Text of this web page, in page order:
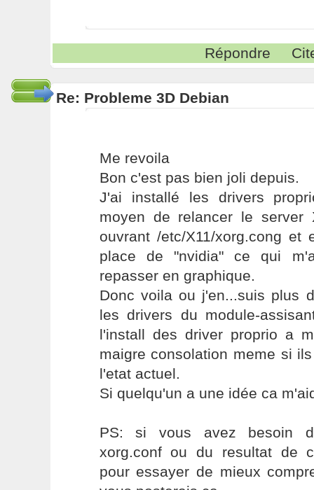
Répondre
Re: Probleme 3D Debian
Me revoila
Bon c'est pas bien joli depuis.
J'ai installé les drivers
moyen de relancer le
ouvrant /etc/X11/xorg.cong
place de "nvidia" ce qui
repasser en graphique.
Donc voila ou j'en...suis plus
les drivers du module-
l'install des driver proprio a
maigre consolation meme si
l'etat actuel.
Si quelqu'un a une idée ca
PS: si vous avez besoin
xorg.conf ou du resultat de
pour essayer de mieux